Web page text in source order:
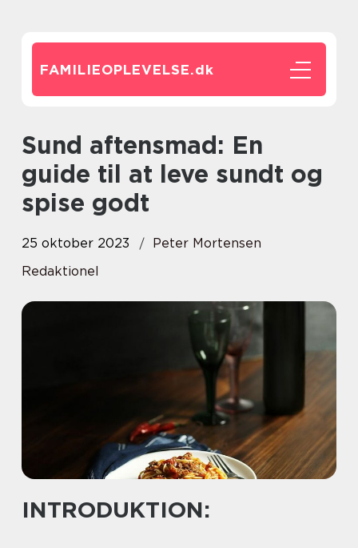
FAMILIEOPLEVELSE.dk
Sund aftensmad: En
guide til at leve sundt og
spise godt
25 oktober 2023
Peter Mortensen
Redaktionel
INTRODUKTION: